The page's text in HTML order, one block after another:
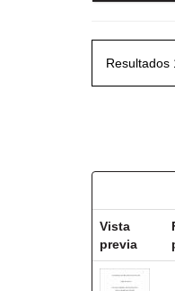
Resultados
Vista
previa